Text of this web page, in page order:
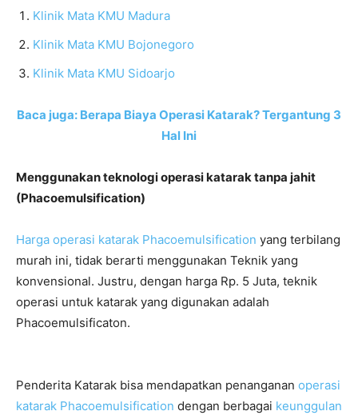
Klinik Mata KMU Madura
Klinik Mata KMU Bojonegoro
Klinik Mata KMU Sidoarjo
Baca juga: Berapa Biaya Operasi Katarak? Tergantung 3
Hal Ini
Menggunakan teknologi operasi katarak tanpa jahit
(Phacoemulsification)
Harga operasi katarak Phacoemulsification yang terbilang
murah ini, tidak berarti menggunakan Teknik yang
konvensional. Justru, dengan harga Rp. 5 Juta, teknik
operasi untuk katarak yang digunakan adalah
Phacoemulsificaton.
Penderita Katarak bisa mendapatkan penanganan operasi
katarak Phacoemulsification dengan berbagai keunggulan